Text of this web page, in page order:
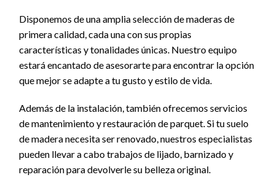
Disponemos de una amplia selección de maderas de
primera calidad, cada una con sus propias
características y tonalidades únicas. Nuestro equipo
estará encantado de asesorarte para encontrar la opción
que mejor se adapte a tu gusto y estilo de vida.
Además de la instalación, también ofrecemos servicios
de mantenimiento y restauración de parquet. Si tu suelo
de madera necesita ser renovado, nuestros especialistas
pueden llevar a cabo trabajos de lijado, barnizado y
reparación para devolverle su belleza original.